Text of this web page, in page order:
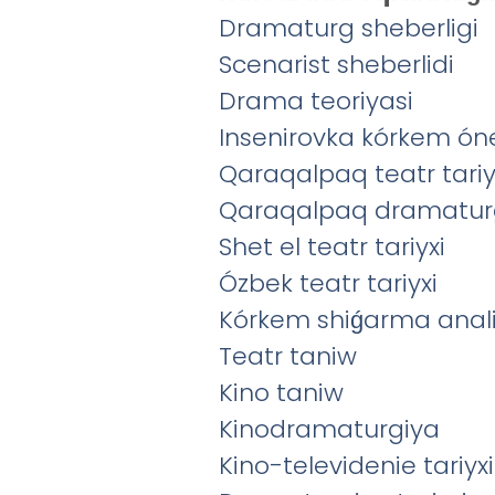
Dramaturg sheberligi
Scenarist sheberlidi
Drama teoriyasi
Insenirovka kórkem
Qaraqalpaq teatr
Qaraqalpaq
Shet el teatr tariyxi
Ózbek teatr tariyxi
Kórkem shiǵarma
Teatr taniw
Kino taniw
Kinodramaturgiya
Kino-televidenie tariyxi